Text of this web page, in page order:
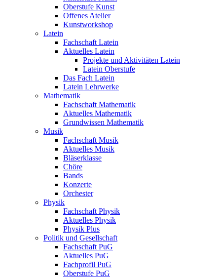
Oberstufe Kunst
Offenes Atelier
Kunstworkshop
Latein
Fachschaft Latein
Aktuelles Latein
Projekte und Aktivitäten Latein
Latein Oberstufe
Das Fach Latein
Latein Lehrwerke
Mathematik
Fachschaft Mathematik
Aktuelles Mathematik
Grundwissen Mathematik
Musik
Fachschaft Musik
Aktuelles Musik
Bläserklasse
Chöre
Bands
Konzerte
Orchester
Physik
Fachschaft Physik
Aktuelles Physik
Physik Plus
Politik und Gesellschaft
Fachschaft PuG
Aktuelles PuG
Fachprofil PuG
Oberstufe PuG